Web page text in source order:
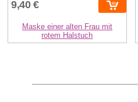
9,40 €
Maske einer alten Frau mit
rotem Halstuch